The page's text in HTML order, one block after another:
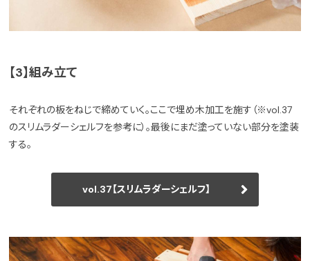
【3】組み立て
それぞれの板をねじで締めていく。ここで埋め木加工を施す（※vol.37
のスリムラダーシェルフを参考に）。最後にまだ塗っていない部分を塗装
する。
vol.37【スリムラダーシェルフ】